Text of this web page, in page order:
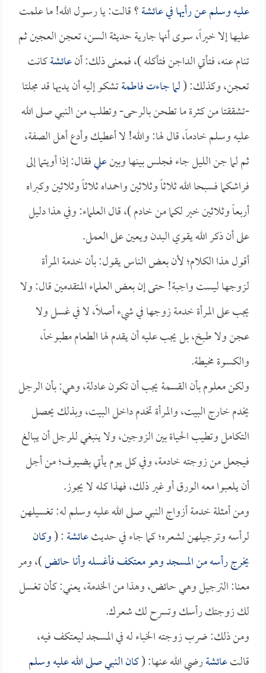
عليه وسلم عن رأيها فيعائشة؟ قالت: يا رسول الله! ما علمت
عليها إلا خيراً، سوى أنها جارية حديثة السن، تعجن العجين ثم
تنام عنه، فتأتي الداجن فتأكله )، فمعنى ذلك: أنعائشةكانت
تعجن، وكذلك: (لما جاءتفاطمةتشكو إليه أن يديها قد مجلتا
-تشققتا من كثرة ما تطحن بالرحى- وتطلب من النبي صلى الله
عليه وسلم خادماً، قال لها: والله! لا أعطيك وأدع أهل الصفة،
ثم لما جن الليل جاء فجلس بينها وبينعليفقال: إذا أويتما إلى
فراشكما فسبحا الله ثلاثاً وثلاثين واحمداه ثلاثاً وثلاثين وكبراه
أربعاً وثلاثين خير لكما من خادم )، قال العلماء: وفي هذا دليل
على أن ذكر الله يقوي البدن ويعين على العمل.
أقول هذا الكلام؛ لأن بعض الناس يقول: بأن خدمة المرأة
لزوجها ليست واجبة! حتى إن بعض العلماء المتقدمين قال: ولا
يجب على المرأة خدمة زوجها في شيء أصلاً، لا في غسل ولا
عجن ولا طبخ، بل يجب عليه أن يقدم لها الطعام مطبوخاً،
والكسوة مخيطة.
ولكن معلوم بأن القسمة يجب أن تكون عادلة، وهي: بأن الرجل
يخدم خارج البيت، والمرأة تخدم داخل البيت، وبذلك يحصل
التكامل وتطيب الحياة بين الزوجين، ولا ينبغي للرجل أن يبالغ
فيجعل من زوجته خادمة، وفي كل يوم يأتي بضيوف؛ من أجل
أن يلعبوا معه الورق أو غير ذلك، فهذا كله لا يجوز.
ومن أمثلة خدمة أزواج النبي صلى الله عليه وسلم له: تغسيلهن
لرأسه وترجيلهن لشعره؛ كما جاء في حديثعائشة: (وكان
يخرج رأسه من المسجد وهو معتكف فأغسله وأنا حائض)، ومر
معنا: الترجيل وهي حائض، وهذا من الخدمة، يعني: كأن تغسل
لك زوجتك رأسك وتسرح لك شعرك.
ومن ذلك: ضرب زوجته الخباء له في المسجد ليعتكف فيه،
قالتعائشةرضي الله عنها: (كان النبي صلى الله عليه وسلم